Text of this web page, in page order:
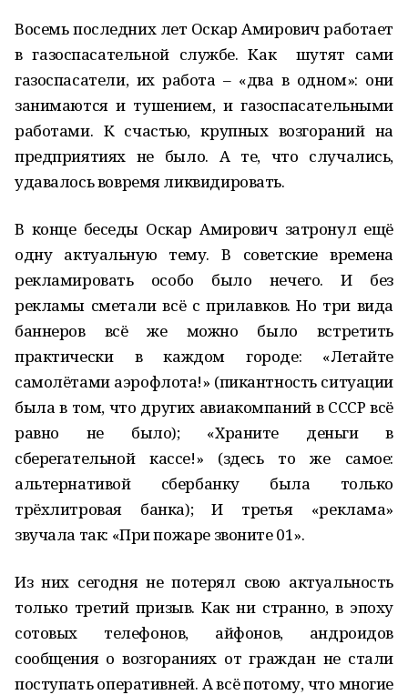
Восемь последних лет Оскар Амирович работает
в газоспасательной службе. Как шутят сами
газоспасатели, их работа – «два в одном»: они
занимаются и тушением, и газоспасательными
работами. К счастью, крупных возгораний на
предприятиях не было. А те, что случались,
удавалось вовремя ликвидировать.
В конце беседы Оскар Амирович затронул ещё
одну актуальную тему. В советские времена
рекламировать особо было нечего. И без
рекламы сметали всё с прилавков. Но три вида
баннеров всё же можно было встретить
практически в каждом городе: «Летайте
самолётами аэрофлота!» (пикантность ситуации
была в том, что других авиакомпаний в СССР всё
равно не было); «Храните деньги в
сберегательной кассе!» (здесь то же самое:
альтернативой сбербанку была только
трёхлитровая банка); И третья «реклама»
звучала так: «При пожаре звоните 01».
Из них сегодня не потерял свою актуальность
только третий призыв. Как ни странно, в эпоху
сотовых телефонов, айфонов, андроидов
сообщения о возгораниях от граждан не стали
поступать оперативней. А всё потому, что многие